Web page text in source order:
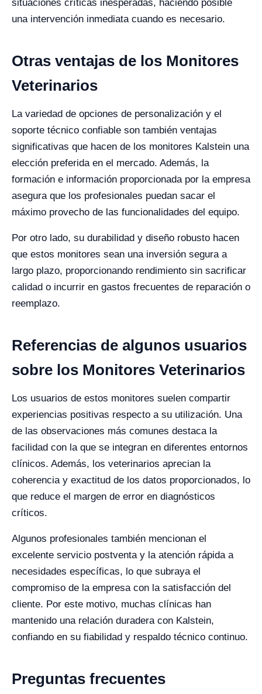
situaciones críticas inesperadas, haciendo posible
una intervención inmediata cuando es necesario.
Otras ventajas de los Monitores
Veterinarios
La variedad de opciones de personalización y el
soporte técnico confiable son también ventajas
significativas que hacen de los monitores Kalstein una
elección preferida en el mercado. Además, la
formación e información proporcionada por la empresa
asegura que los profesionales puedan sacar el
máximo provecho de las funcionalidades del equipo.
Por otro lado, su durabilidad y diseño robusto hacen
que estos monitores sean una inversión segura a
largo plazo, proporcionando rendimiento sin sacrificar
calidad o incurrir en gastos frecuentes de reparación o
reemplazo.
Referencias de algunos usuarios
sobre los Monitores Veterinarios
Los usuarios de estos monitores suelen compartir
experiencias positivas respecto a su utilización. Una
de las observaciones más comunes destaca la
facilidad con la que se integran en diferentes entornos
clínicos. Además, los veterinarios aprecian la
coherencia y exactitud de los datos proporcionados, lo
que reduce el margen de error en diagnósticos
críticos.
Algunos profesionales también mencionan el
excelente servicio postventa y la atención rápida a
necesidades específicas, lo que subraya el
compromiso de la empresa con la satisfacción del
cliente. Por este motivo, muchas clínicas han
mantenido una relación duradera con Kalstein,
confiando en su fiabilidad y respaldo técnico continuo.
Preguntas frecuentes